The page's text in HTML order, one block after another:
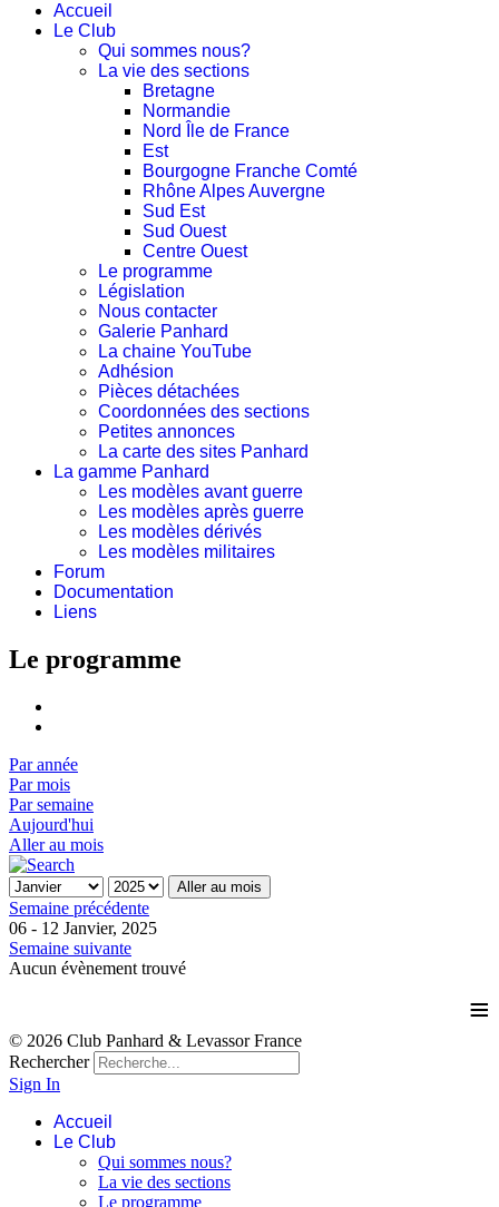
Accueil
Le Club
Qui sommes nous?
La vie des sections
Bretagne
Normandie
Nord Île de France
Est
Bourgogne Franche Comté
Rhône Alpes Auvergne
Sud Est
Sud Ouest
Centre Ouest
Le programme
Législation
Nous contacter
Galerie Panhard
La chaine YouTube
Adhésion
Pièces détachées
Coordonnées des sections
Petites annonces
La carte des sites Panhard
La gamme Panhard
Les modèles avant guerre
Les modèles après guerre
Les modèles dérivés
Les modèles militaires
Forum
Documentation
Liens
Le programme
Par année
Par mois
Par semaine
Aujourd'hui
Aller au mois
Aller au mois
Semaine précédente
06 - 12 Janvier, 2025
Semaine suivante
Aucun évènement trouvé
≡
© 2026 Club Panhard & Levassor France
Rechercher
Sign In
Accueil
Le Club
Qui sommes nous?
La vie des sections
Le programme